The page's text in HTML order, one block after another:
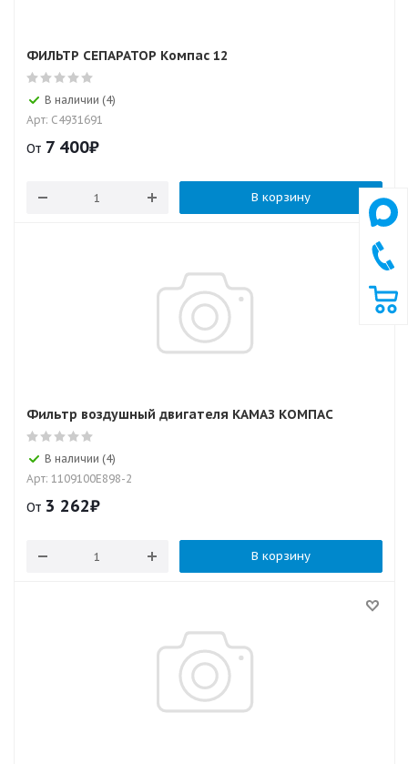
ФИЛЬТР СЕПАРАТОР Компас 12
В наличии (4)
Арт: C4931691
От 7 400₽
В корзину
Фильтр воздушный двигателя КАМАЗ КОМПАС
В наличии (4)
Арт: 1109100E898-2
От 3 262₽
В корзину